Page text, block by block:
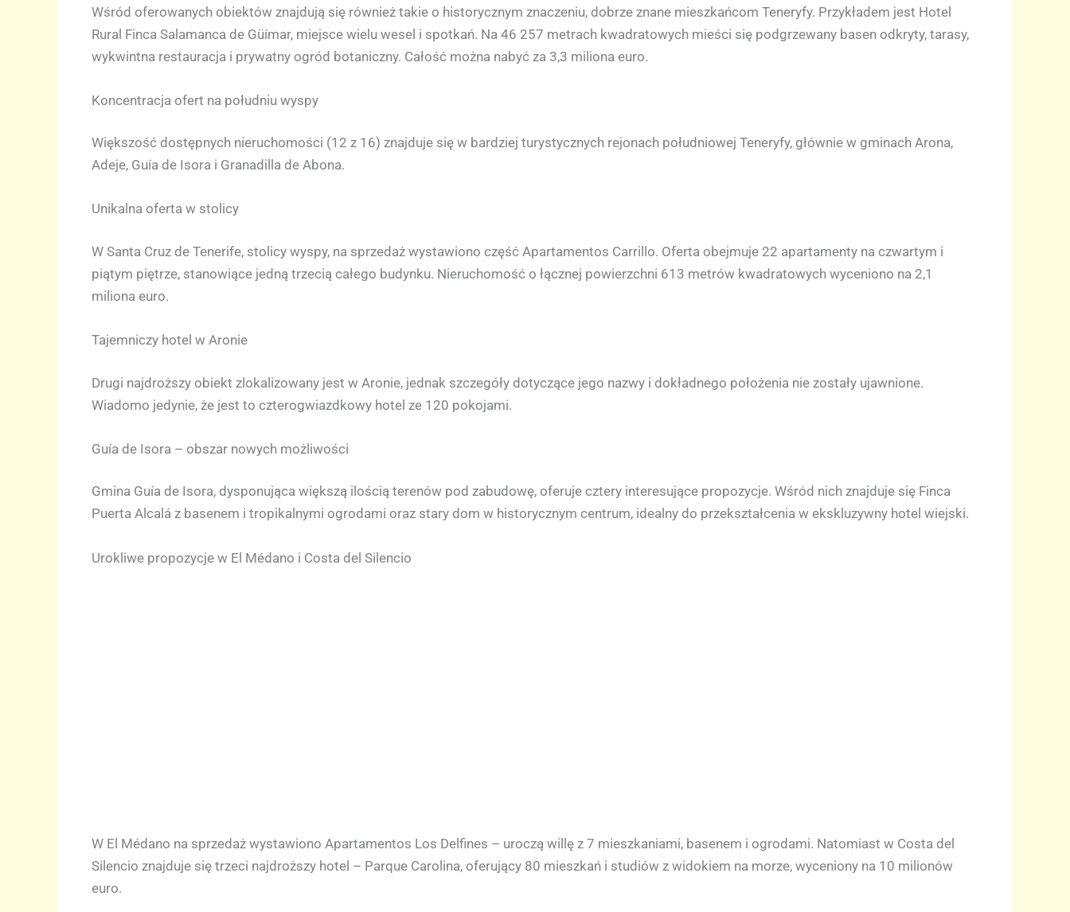
Wśród oferowanych obiektów znajdują się również takie o historycznym znaczeniu, dobrze znane mieszkańcom Teneryfy. Przykładem jest Hotel
Rural Finca Salamanca de Güímar, miejsce wielu wesel i spotkań. Na 46 257 metrach kwadratowych mieści się podgrzewany basen odkryty, tarasy,
wykwintna restauracja i prywatny ogród botaniczny. Całość można nabyć za 3,3 miliona euro.
Koncentracja ofert na południu wyspy
Większość dostępnych nieruchomości (12 z 16) znajduje się w bardziej turystycznych rejonach południowej Teneryfy, głównie w gminach Arona,
Adeje, Guía de Isora i Granadilla de Abona.
Unikalna oferta w stolicy
W Santa Cruz de Tenerife, stolicy wyspy, na sprzedaż wystawiono część Apartamentos Carrillo. Oferta obejmuje 22 apartamenty na czwartym i
piątym piętrze, stanowiące jedną trzecią całego budynku. Nieruchomość o łącznej powierzchni 613 metrów kwadratowych wyceniono na 2,1
miliona euro.
Tajemniczy hotel w Aronie
Drugi najdroższy obiekt zlokalizowany jest w Aronie, jednak szczegóły dotyczące jego nazwy i dokładnego położenia nie zostały ujawnione.
Wiadomo jedynie, że jest to czterogwiazdkowy hotel ze 120 pokojami.
Guía de Isora – obszar nowych możliwości
Gmina Guía de Isora, dysponująca większą ilością terenów pod zabudowę, oferuje cztery interesujące propozycje. Wśród nich znajduje się Finca
Puerta Alcalá z basenem i tropikalnymi ogrodami oraz stary dom w historycznym centrum, idealny do przekształcenia w ekskluzywny hotel wiejski.
Urokliwe propozycje w El Médano i Costa del Silencio
W El Médano na sprzedaż wystawiono Apartamentos Los Delfines – uroczą willę z 7 mieszkaniami, basenem i ogrodami. Natomiast w Costa del
Silencio znajduje się trzeci najdroższy hotel – Parque Carolina, oferujący 80 mieszkań i studiów z widokiem na morze, wyceniony na 10 milionów
euro.